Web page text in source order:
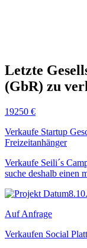
Letzte
(GbR) zu
19250 €
Verkaufe Startup
Freizeitanhänger
Verkaufe Seili´s
suche deshalb einen
Auf Anfrage
Verkaufen Social